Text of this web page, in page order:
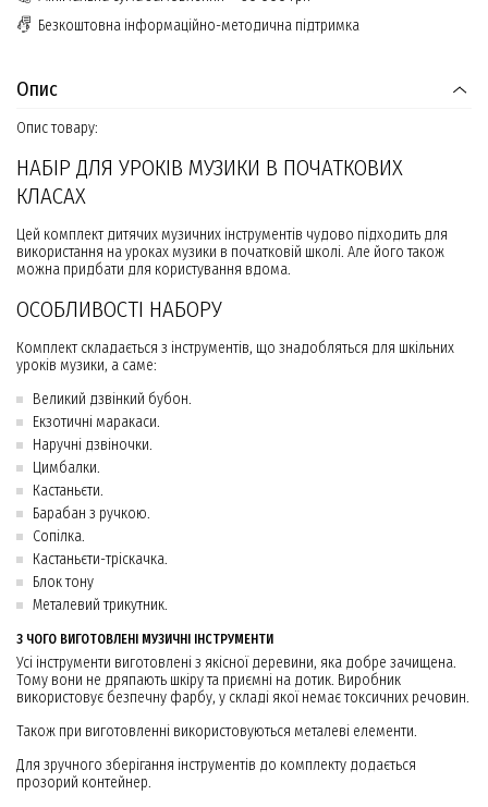
Безкоштовна інформаційно-методична підтримка
Опис
Опис товару:
НАБІР ДЛЯ УРОКІВ МУЗИКИ В ПОЧАТКОВИХ
КЛАСАХ
Цей комплект дитячих музичних інструментів чудово підходить для
використання на уроках музики в початковій школі. Але його також
можна придбати для користування вдома.
ОСОБЛИВОСТІ НАБОРУ
Комплект складається з інструментів, що знадобляться для шкільних
уроків музики, а саме:
Великий дзвінкий бубон.
Екзотичні маракаси.
Наручні дзвіночки.
Цимбалки.
Кастаньєти.
Барабан з ручкою.
Сопілка.
Кастаньєти-тріскачка.
Блок тону
Металевий трикутник.
З ЧОГО ВИГОТОВЛЕНІ МУЗИЧНІ ІНСТРУМЕНТИ
Усі інструменти виготовлені з якісної деревини, яка добре зачищена.
Тому вони не дряпають шкіру та приємні на дотик. Виробник
використовує безпечну фарбу, у складі якої немає токсичних речовин.
Також при виготовленні використовуються металеві елементи.
Для зручного зберігання інструментів до комплекту додається
прозорий контейнер.